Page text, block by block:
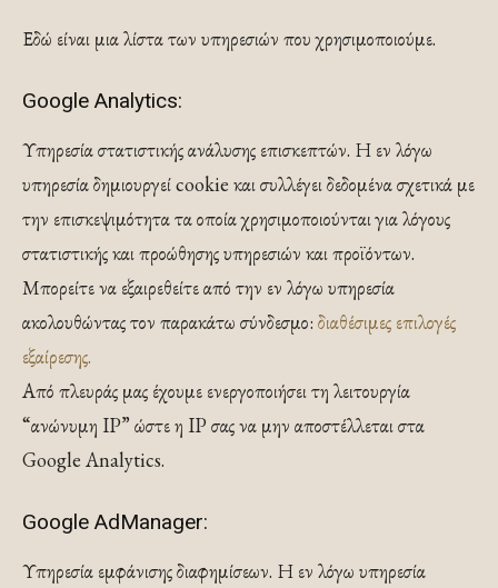
Εδώ είναι μια λίστα των υπηρεσιών που χρησιμοποιούμε.
Google Analytics:
Υπηρεσία στατιστικής ανάλυσης επισκεπτών. Η εν λόγω
υπηρεσία δημιουργεί cookie και συλλέγει δεδομένα σχετικά με
την επισκεψιμότητα τα οποία χρησιμοποιούνται για λόγους
στατιστικής και προώθησης υπηρεσιών και προϊόντων.
Μπορείτε να εξαιρεθείτε από την εν λόγω υπηρεσία
ακολουθώντας τον παρακάτω σύνδεσμο: διαθέσιμες επιλογές
εξαίρεσης.
Από πλευράς μας έχουμε ενεργοποιήσει τη λειτουργία
“ανώνυμη IP” ώστε η IP σας να μην αποστέλλεται στα
Google Analytics.
Google AdManager:
Υπηρεσία εμφάνισης διαφημίσεων. Η εν λόγω υπηρεσία